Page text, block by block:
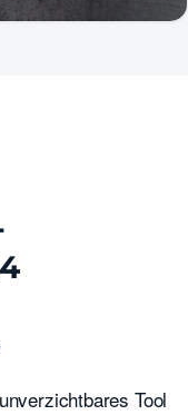
Tool